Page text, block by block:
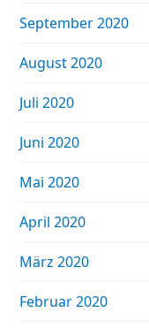
September 2020
August 2020
Juli 2020
Juni 2020
Mai 2020
April 2020
März 2020
Februar 2020